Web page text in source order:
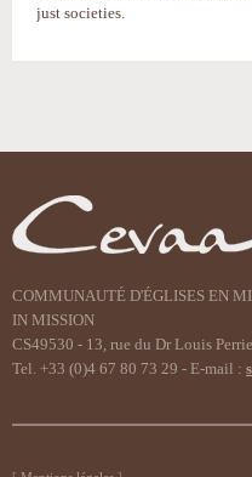
just societies.
document
COMMUNAUTÉ D'ÉGLISES EN
IN MISSION
CS49530 - 13, rue du Dr Louis
Tel. +33 (0)4 67 80 73 29 - E-mail :